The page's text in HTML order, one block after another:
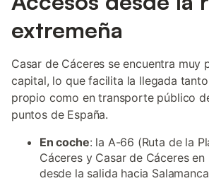
extremeña
Casar de Cáceres se encuentra muy
capital, lo que facilita la llegada
propio como en transporte público
puntos de España.
En coche: la A-66 (Ruta de la
Cáceres y Casar de Cáceres
desde la salida hacia